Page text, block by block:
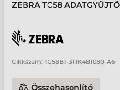
ZEBRA TC58 ADATGYŰJTŐ
Cikkszám: TC58B1-3T1K4B1080-A6
Összehasonlító